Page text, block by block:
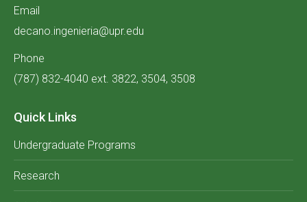
Email
decano.ingenieria@upr.edu
Phone
(787) 832-4040 ext. 3822, 3504, 3508
Quick Links
Undergraduate Programs
Research